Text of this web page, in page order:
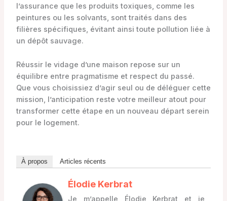
l’assurance que les produits toxiques, comme les
peintures ou les solvants, sont traités dans des
filières spécifiques, évitant ainsi toute pollution liée à
un dépôt sauvage.
Réussir le vidage d’une maison repose sur un
équilibre entre pragmatisme et respect du passé.
Que vous choisissiez d’agir seul ou de déléguer cette
mission, l’anticipation reste votre meilleur atout pour
transformer cette étape en un nouveau départ serein
pour le logement.
À propos Articles récents
Élodie Kerbrat
Je m’appelle Élodie Kerbrat et je